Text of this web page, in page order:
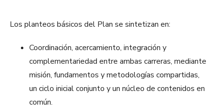
Los planteos básicos del Plan se sintetizan en:
Coordinación, acercamiento, integración y
complementariedad entre ambas carreras, mediante
misión, fundamentos y metodologías compartidas,
un ciclo inicial conjunto y un núcleo de contenidos en
común.